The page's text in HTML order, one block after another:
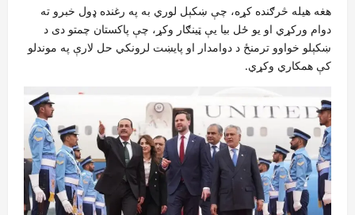
هغه هیله څرګنده کړه، چې ښکېل لوري به په رغنده ډول خبرو ته
دوام ورکړي او یو ځل بیا یې ټینګار وکړ، چې پاکستان چمتو دی د
ښکېلو خواوو ترمنځ د دوامدار او پایښت لرونکي حل لارې په موندلو
کې همکاري وکړي.